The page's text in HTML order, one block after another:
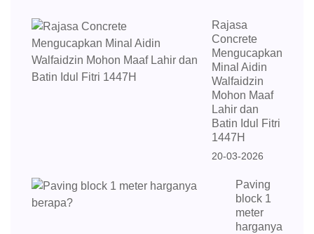
Rajasa
Concrete
Mengucapkan
Minal Aidin
Walfaidzin
Mohon Maaf
Lahir dan
Batin Idul Fitri
1447H
20-03-2026
Paving
block 1
meter
harganya